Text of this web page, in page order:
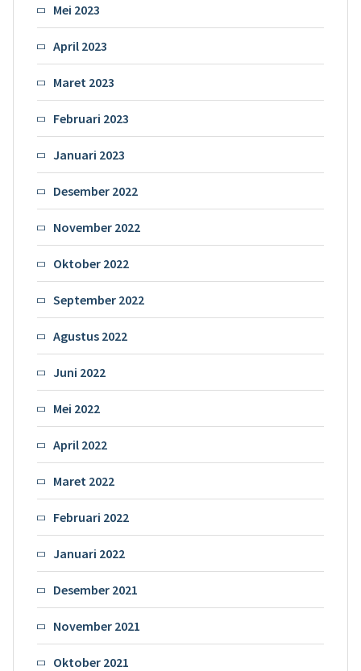
Mei 2023
April 2023
Maret 2023
Februari 2023
Januari 2023
Desember 2022
November 2022
Oktober 2022
September 2022
Agustus 2022
Juni 2022
Mei 2022
April 2022
Maret 2022
Februari 2022
Januari 2022
Desember 2021
November 2021
Oktober 2021